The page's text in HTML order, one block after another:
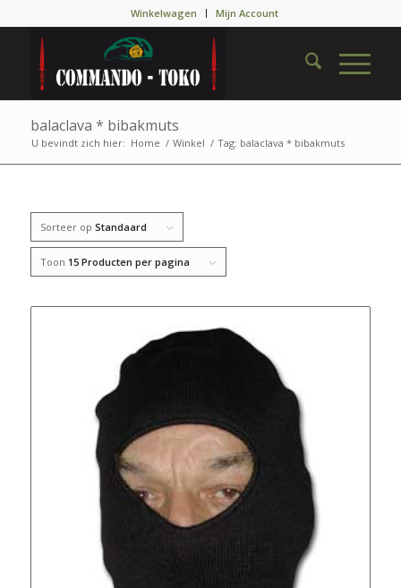
Winkelwagen Mijn Account
balaclava * bibakmuts
U bevindt zich hier: Home / Winkel / Tag: balaclava * bibakmuts
Sorteer op Standaard
Toon 15 Producten per pagina